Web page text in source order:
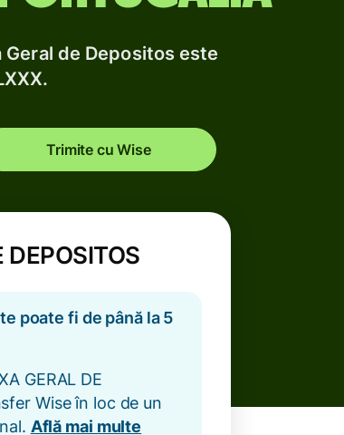
de Depositos este
Trimite cu Wise
DEPOSITOS
poate fi de până la 5
GERAL DE
Wise în loc de un
Află mai multe